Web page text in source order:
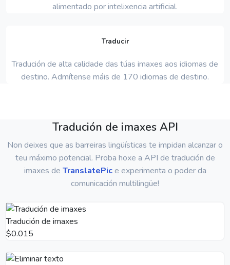
alimentado por intelixencia artificial.
Traducir
Tradución de alta calidade das túas imaxes aos idiomas de
destino. Admítense máis de 170 idiomas de destino.
Tradución de imaxes API
Non deixes que as barreiras lingüísticas te impidan alcanzar o
teu máximo potencial. Proba hoxe a API de tradución de
imaxes de TranslatePice experimenta o poder da
comunicación multilingüe!
Tradución de imaxes
$0.015